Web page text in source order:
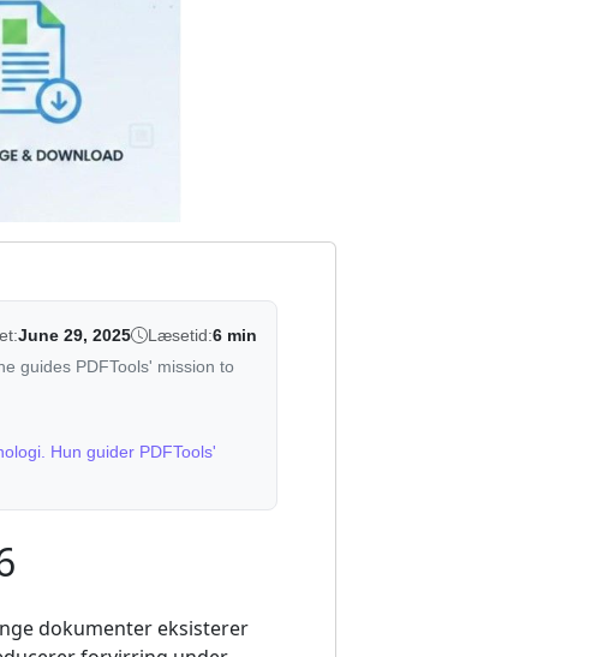
June 29, 2025 Læsetid:6 min
guides PDFTools' mission to
Hun guider PDFTools'
dokumenter eksisterer